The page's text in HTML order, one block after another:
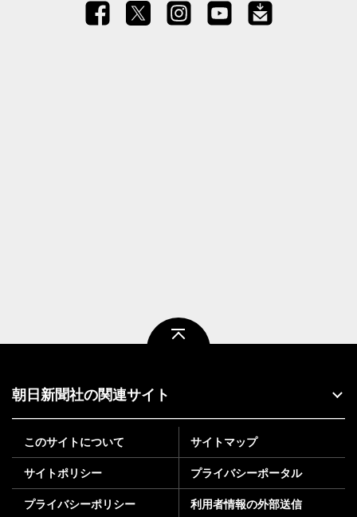
朝日新聞社の関連サイト
このサイトについて サイトマップ
サイトポリシー プライバシーポータル
プライバシーポリシー 利用者情報の外部送信